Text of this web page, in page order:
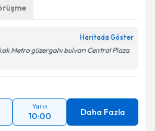
ve kişisel verilerimin belirtilen
Talebini Gönder
Haritada Göster
Metro güzergahı bulvarı Central Plaza
Yarın
10:00 Daha Fazla